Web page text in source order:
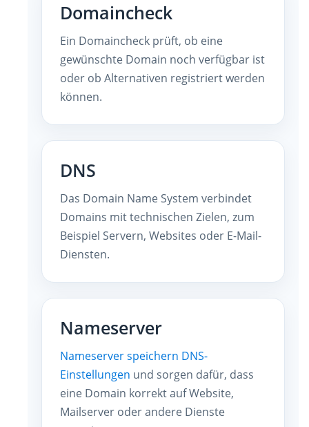
Domaincheck
Ein Domaincheck prüft, ob eine
gewünschte Domain noch verfügbar ist
oder ob Alternativen registriert werden
können.
DNS
Das Domain Name System verbindet
Domains mit technischen Zielen, zum
Beispiel Servern, Websites oder E-Mail-
Diensten.
Nameserver
Nameserver speichern DNS-
Einstellungen und sorgen dafür, dass
eine Domain korrekt auf Website,
Mailserver oder andere Dienste